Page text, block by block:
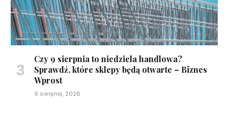
Czy 9 sierpnia to niedziela handlowa?
Sprawdź, które sklepy będą otwarte – Biznes
Wprost
9 sierpnia, 2026